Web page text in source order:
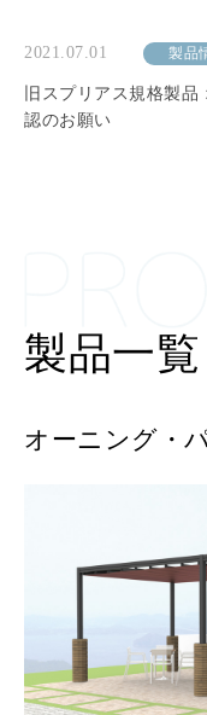
2021.07.01 製品
旧スプリアス規格製
認のお願い
製品一覧
オーニング・